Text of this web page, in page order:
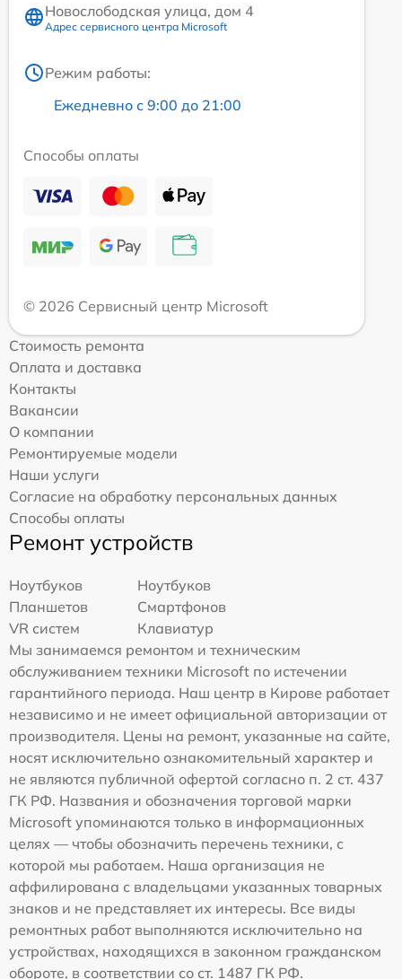
Новослободская улица, дом 4
Адрес сервисного центра Microsoft
Режим работы:
Ежедневно с 9:00 до 21:00
Способы оплаты
© 2026 Сервисный центр Microsoft
Стоимость ремонта
Оплата и доставка
Контакты
Вакансии
О компании
Ремонтируемые модели
Наши услуги
Согласие на обработку персональных данных
Способы оплаты
Ремонт устройств
Ноутбуков
Ноутбуков
Планшетов
Смартфонов
VR систем
Клавиатур
Мы занимаемся ремонтом и техническим
обслуживанием техники Microsoft по истечении
гарантийного периода. Наш центр в Кирове работает
независимо и не имеет официальной авторизации от
производителя. Цены на ремонт, указанные на сайте,
носят исключительно ознакомительный характер и
не являются публичной офертой согласно п. 2 ст. 437
ГК РФ. Названия и обозначения торговой марки
Microsoft упоминаются только в информационных
целях — чтобы обозначить перечень техники, с
которой мы работаем. Наша организация не
аффилирована с владельцами указанных товарных
знаков и не представляет их интересы. Все виды
ремонтных работ выполняются исключительно на
устройствах, находящихся в законном гражданском
обороте, в соответствии со ст. 1487 ГК РФ.